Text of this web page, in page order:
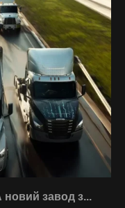
завод з...